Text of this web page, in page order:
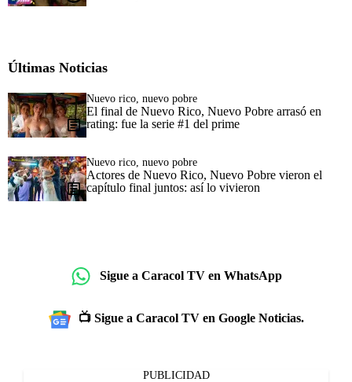
Últimas Noticias
Nuevo rico, nuevo pobre
El final de Nuevo Rico, Nuevo Pobre arrasó en
rating: fue la serie #1 del prime
Nuevo rico, nuevo pobre
Actores de Nuevo Rico, Nuevo Pobre vieron el
capítulo final juntos: así lo vivieron
Sigue a Caracol TV en WhatsApp
📺 Sigue a Caracol TV en Google Noticias.
PUBLICIDAD